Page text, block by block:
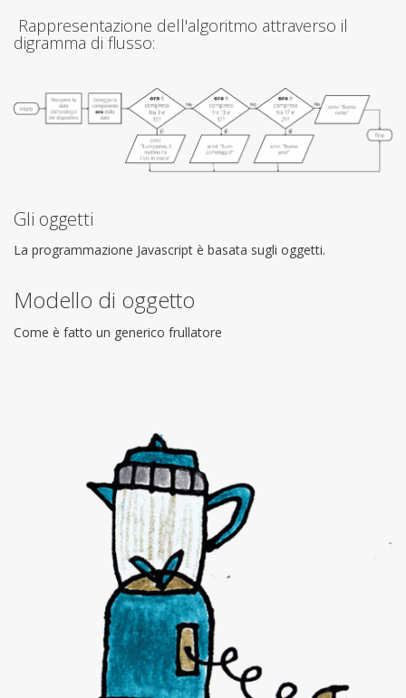
Rappresentazione dell'algoritmo attraverso il
digramma di flusso:
Gli oggetti
La programmazione Javascript è basata sugli oggetti.
Modello di oggetto
Come è fatto un generico frullatore